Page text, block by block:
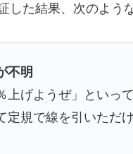
した結果、次のよう
不明
上げようぜ」といって
定規で線を引いただ